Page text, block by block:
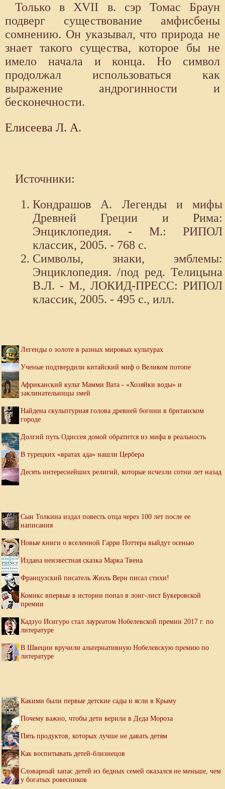
Только в XVII в. сэр Томас Браун
подверг существование амфисбены
сомнению. Он указывал, что природа не
знает такого существа, которое бы не
имело начала и конца. Но символ
продолжал использоваться как
выражение андрогинности и
бесконечности.
Елисеева Л. А.
Источники:
Кондрашов А. Легенды и мифы
Древней Греции и Рима:
Энциклопедия. - М.: РИПОЛ
классик, 2005. - 768 с.
Символы, знаки, эмблемы:
Энциклопедия. /под ред. Телицына
В.Л. - М., ЛОКИД-ПРЕСС: РИПОЛ
классик, 2005. - 495 с., илл.
Легенды о золоте в разных мировых культурах
Ученые подтвердили китайский миф о Великом потопе
Африканский культ Мамми Вата - «Хозяйки воды» и
заклинательницы змей
Найдена скульптурная голова древней богини в британском
городе
Долгий путь Одиссея домой обратится из мифа в реальность
В турецких «вратах ада» нашли Цербера
Десять интереснейших религий, которые исчезли сотни лет назад
Сын Толкина издал повесть отца через 100 лет после ее
написания
Новые книги о вселенной Гарри Поттера выйдут осенью
Издана неизвестная сказка Марка Твена
Французский писатель Жюль Верн писал стихи!
Комикс впервые в истории попал в лонг-лист Букеровской
премии
Кадзуо Исигуро стал лауреатом Нобелевской премии 2017 г. по
литературе
В Швеции вручили альтернативную Нобелевскую премию по
литературе
Какими были первые детские сады и ясли в Крыму
Почему важно, чтобы дети верили в Деда Мороза
Пять продуктов, которых лучше не давать детям
Как воспитывать детей-близнецов
Словарный запас детей из бедных семей оказался не меньше, чем
у богатых ровесников